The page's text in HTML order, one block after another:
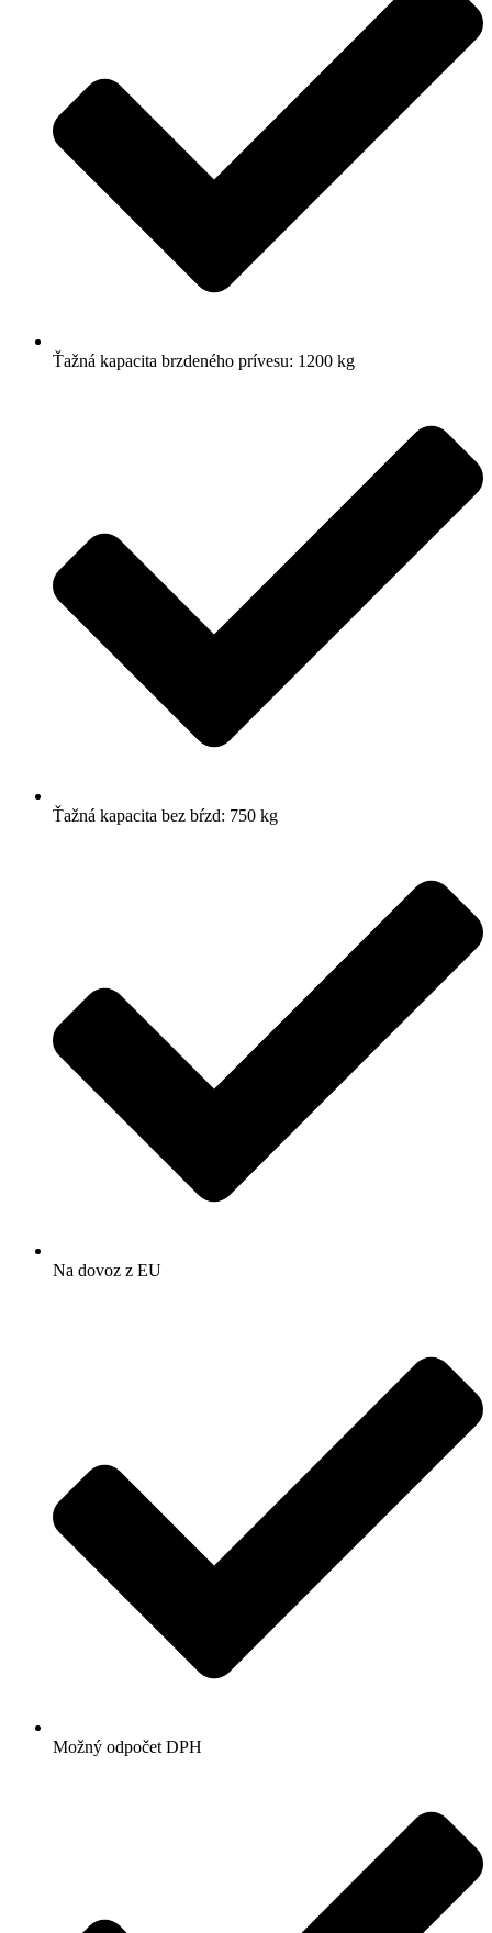
Ťažná kapacita brzdeného prívesu: 1200 kg
Ťažná kapacita bez bŕzd: 750 kg
Na dovoz z EU
Možný odpočet DPH